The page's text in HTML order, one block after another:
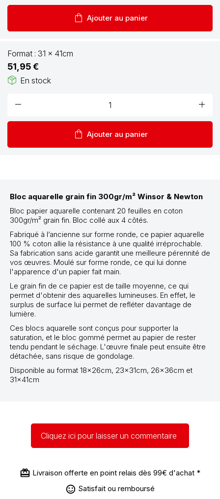
shopping_bag Ajouter au panier
Format : 31 x 41cm
51,95 €
package_2 En stock
remove add
shopping_bag Ajouter au panier
Bloc aquarelle grain fin 300gr/m² Winsor & Newton
Bloc papier aquarelle contenant 20 feuilles en coton
300gr/m² grain fin. Bloc collé aux 4 côtés.
Fabriqué à l’ancienne sur forme ronde, ce papier aquarelle
100 % coton allie la résistance à une qualité irréprochable.
Sa fabrication sans acide garantit une meilleure pérennité de
vos œuvres. Moulé sur forme ronde, ce qui lui donne
l'apparence d'un papier fait main.
Le grain fin de ce papier est de taille moyenne, ce qui
permet d'obtenir des aquarelles lumineuses. En effet, le
surplus de surface lui permet de refléter davantage de
lumière.
Ces blocs aquarelle sont conçus pour supporter la
saturation, et le bloc gommé permet au papier de rester
tendu pendant le séchage. L'œuvre finale peut ensuite être
détachée, sans risque de gondolage.
Disponible au format 18x26cm, 23x31cm, 26x36cm et
31x41cm
Cliquez ici pour laisser un commentaire
Livraison offerte en point relais dès 99€ d'achat *
Satisfait ou remboursé